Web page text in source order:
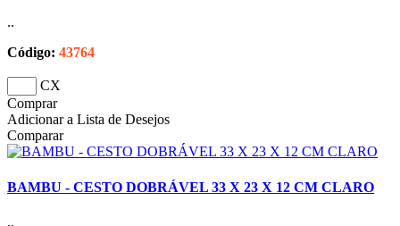
..
Código: 43764
CX
Comprar
Adicionar a Lista de Desejos
Comparar
BAMBU - CESTO DOBRÁVEL 33 X 23 X 12 CM CLARO
..